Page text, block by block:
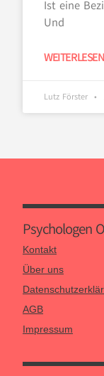
Ist eine
Und
Lutz Förster
Psychologen
Kontakt
Über uns
AGB
Impressum